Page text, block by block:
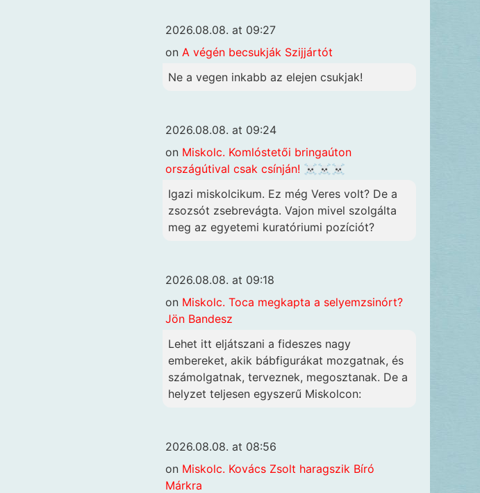
2026.08.08. at 09:27
on A végén becsukják Szijjártót
Ne a vegen inkabb az elejen csukjak!
2026.08.08. at 09:24
on Miskolc. Komlóstetői bringaúton
országútival csak csínján! ☠️☠️☠️
Igazi miskolcikum. Ez még Veres volt? De a
zsozsót zsebrevágta. Vajon mivel szolgálta
meg az egyetemi kuratóriumi pozíciót?
2026.08.08. at 09:18
on Miskolc. Toca megkapta a selyemzsinórt?
Jön Bandesz
Lehet itt eljátszani a fideszes nagy
embereket, akik bábfigurákat mozgatnak, és
számolgatnak, terveznek, megosztanak. De a
helyzet teljesen egyszerű Miskolcon:
2026.08.08. at 08:56
on Miskolc. Kovács Zsolt haragszik Bíró
Márkra